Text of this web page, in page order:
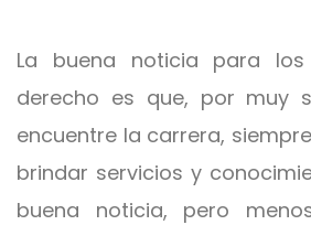
La buena noticia para
derecho es que, por muy
encuentre la carrera,
brindar servicios y
buena noticia, pero